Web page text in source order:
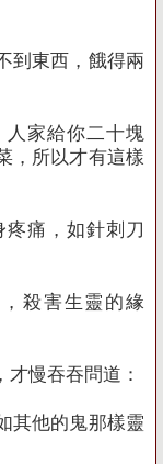
東西，餓得兩
家給你二十塊
，所以才有這樣
痛，如針刺刀
殺害生靈的緣
慢吞吞問道：
他的鬼那樣靈